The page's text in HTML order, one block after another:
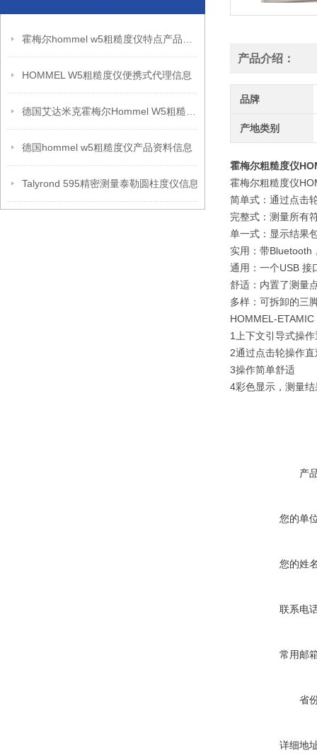
HOMMEL W5粗糙度仪便携式代理信息
德国hommel w5粗糙度仪产品资料信息
Talyrond 595精密测量泰勒圆柱度仪信息
产品介绍：
品牌
产地类别
霍梅尔粗糙度仪
霍梅尔粗糙度仪
简单式：通过点击
完整式：测量所有
单一式：显示结果
实用：带Bluetooth
通用：一个USB 接
舒适：内置了测量
多样：可拆卸的三
HOMMEL-
1上下文引导式操
2通过点击轮操作直
3操作简单舒适
4彩色显示，测量
产
您的单
您的姓
联系电
常用邮
省
详细地